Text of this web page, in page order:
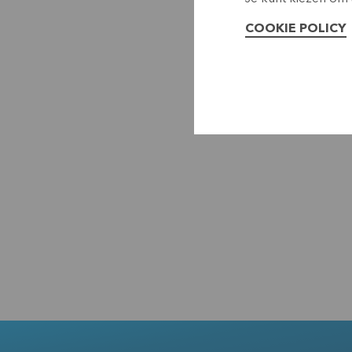
COOKIE POLICY